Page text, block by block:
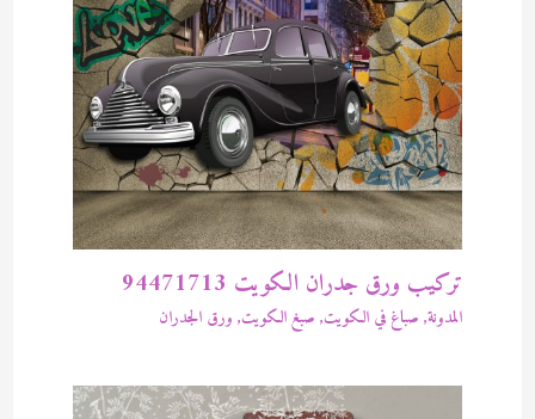
تركيب ورق جدران الكويت 94471713
المدونة, صباغ في الكويت, صبغ الكويت, ورق الجدران